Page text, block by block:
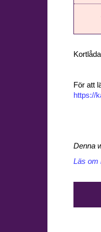
För att
https://
Denna
Läs om